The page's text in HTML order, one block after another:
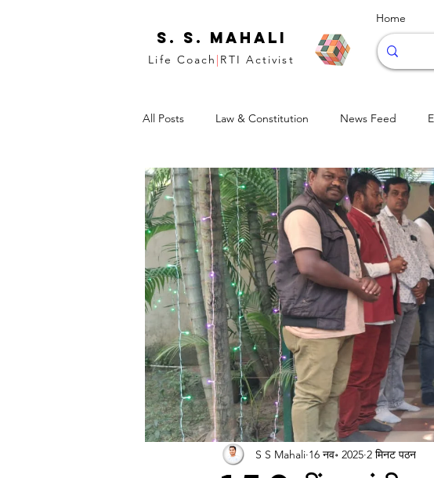
S. S. Mahali
Life Coach | RTI Activist
Home
All Posts Law & Constitution News Feed
S S Mahali 16 नव॰ 2025 2 मिनट पठन